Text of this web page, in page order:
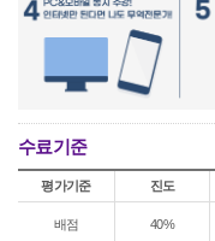
수료기준
평가기준 진도
배점 40%